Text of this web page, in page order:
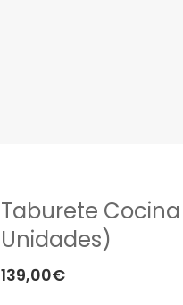
Taburete
Unidades)
139,00€